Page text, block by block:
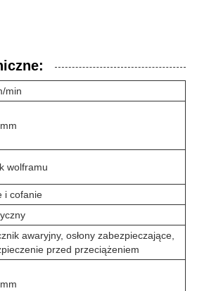
min
wolframu
i cofanie
awaryjny, osłony zabezpieczające,
przed przeciążeniem